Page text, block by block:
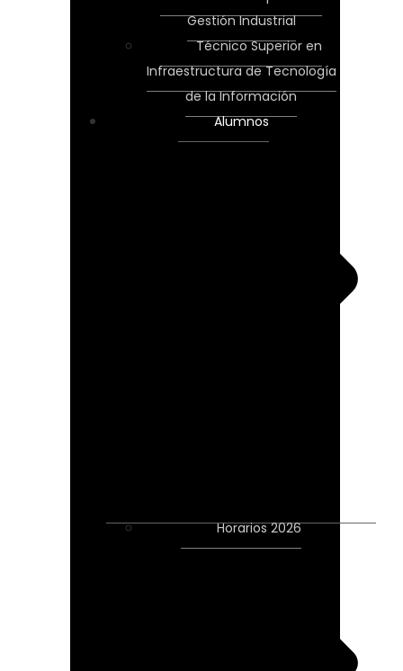
Gestión Industrial
Técnico Superior en
Infraestructura de Tecnología
de la Información
Alumnos
Horarios 2026